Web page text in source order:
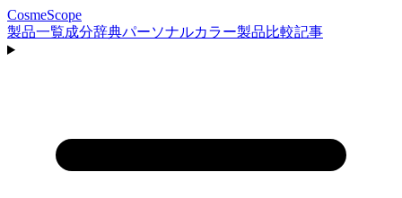
CosmeScope
製品一覧成分辞典パーソナルカラー製品比較記事